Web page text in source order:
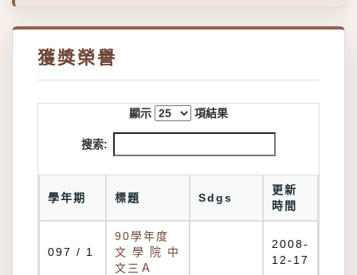
獲獎榮譽
顯示 項結果
搜索:
學年期 標題 Sdgs
更新
時間
097 / 1
90學年度
文 學 院 中
文三Ａ
2008-
12-17